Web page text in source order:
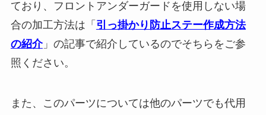
ており、フロントアンダーガードを使用しない場
合の加工方法は「 引っ掛かり防止ステー作成方法
の紹介」の記事で紹介しているのでそちらをご参
照ください。
また、このパーツについては他のパーツでも代用